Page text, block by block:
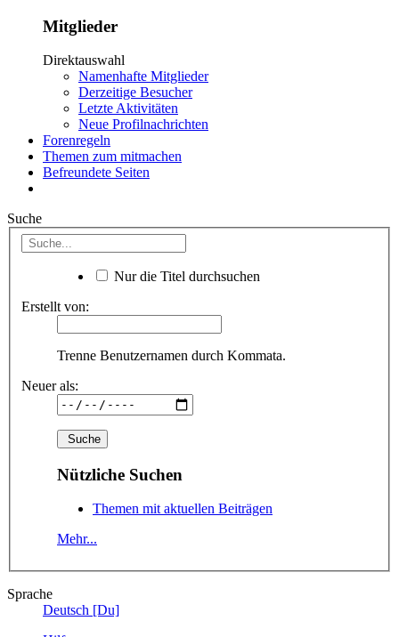
Mitglieder
Direktauswahl
Namenhafte Mitglieder
Derzeitige Besucher
Letzte Aktivitäten
Neue Profilnachrichten
Forenregeln
Themen zum mitmachen
Befreundete Seiten
Suche
Nur die Titel durchsuchen
Erstellt von:
Trenne Benutzernamen durch Kommata.
Neuer als:
Nützliche Suchen
Themen mit aktuellen Beiträgen
Mehr...
Sprache
Deutsch [Du]